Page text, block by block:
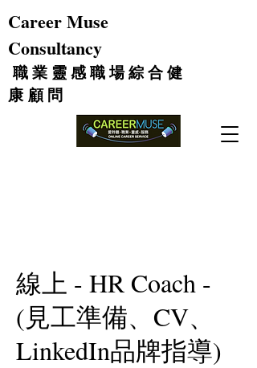
Career Muse
Consultancy
職 業 靈 感 職 場 綜 合 健
康 顧 問
線上 - HR Coach -
(見工準備、CV、
LinkedIn品牌指導)